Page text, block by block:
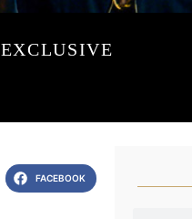
EXCLUSIVE
FACEBOOK